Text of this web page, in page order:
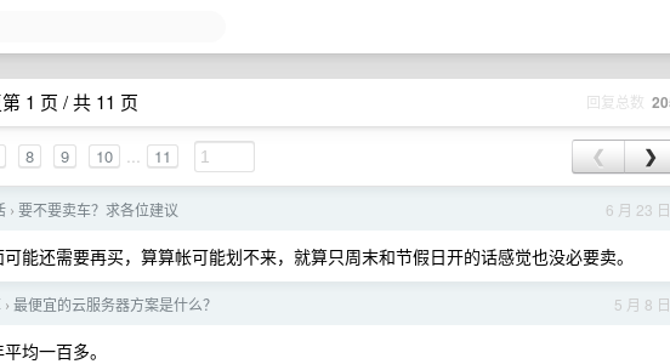
1 页 / 共 11 页 回复总数
8 9 10 ... 11 ❮ ❯
6 月 23 日
› 要不要卖车？求各位建议
能还需要再买，算算帐可能划不来，就算只周末和节假日开的话感觉也没必要卖。
5 月 8 日
› 最便宜的云服务器方案是什么？
均一百多。